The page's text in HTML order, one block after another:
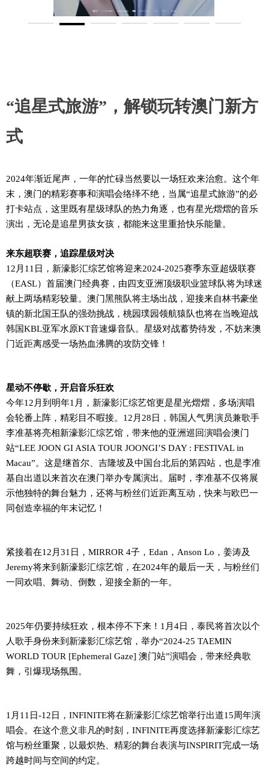
“追星式旅游”，解锁玩转澳门新方
式
2024年渐近尾声 ， 一年的忙碌当然要以一场狂欢来治愈。 这个年
末， 澳门 的精彩赛事和演唱会络绎不绝 ， 当属“追星式旅游”的必
打卡站点，这里 既有星级球队的热力角逐， 也有星光熠熠的音乐
演出， 无论是追星男孩女孩 ， 都能来这里重拾快乐能量。
来东超联赛，追踪星级对决
12月11日，新濠影汇综艺馆将迎来2024-2025赛季东亚超级联赛
（EASL）首届澳门经典赛 ，由 四支亚洲顶级职业篮球队将为球迷
献上两场精彩较量。 澳门黑熊队将主场出战，迎接来自林书豪坐
镇的新北国王队的强劲挑战， 桃园璞园领航猿队也将在当晚迎战
韩国KBL亚军水原KT音速爆音队 。 星级对战蓄势待发，不妨来澳
门近距离感受一场热血沸腾的攻防交锋！
星动不停歇 ，开启音乐狂欢
今年12月到明年1月，新濠影汇综艺馆更是星光熠熠， 多场演唱
会轮番上阵，精彩目不暇接。12 月28日， 韩国人气男演员兼歌手
李准基将亮相新濠影汇综艺馆 ， 带来他的亚洲巡回演唱会澳门
站“LEE JOON GI ASIA TOUR JOONGI’S DAY : FESTIVAL in
Macau”。这是继首尔、吉隆坡及中国 台北后的第四站 ， 也是李准
基自出道以来首次在澳门举办专属演出 。 届时，李准基不仅将展
示他独特的舞台魅力， 还将与粉丝们近距离互动，快来与欧巴一
同创造幸福的年末记忆！
紧接着在12月31日 ， MIRROR 4子，Edan，Anson Lo，姜涛及
Jeremy将来到 新濠影汇综艺馆 ， 在2024年的最后一天， 与粉丝们
一同欢唱、舞动 、倒数 ， 迎接全新的一年。
2025年仍要持续狂欢 ，根本停不下来！ 1月4日， 泰民将首次以个
人歌手身份来到 新濠影汇综艺馆， 举办“2024-25 TAEMIN
WORLD TOUR [Ephemeral Gaze] 澳门站”演唱会 ， 带来经典歌
舞，引爆现场氛围。
1月11日-12日 ， INFINITE将在新濠影汇综艺馆举行出道15周年演
唱会。 在这个意义非凡的时刻， INFINITE再度选择新濠影汇综艺
馆与粉丝重聚， 以最炽热、精彩的舞台表演与INSPIRIT完成一场
跨越时间与空间的约定。